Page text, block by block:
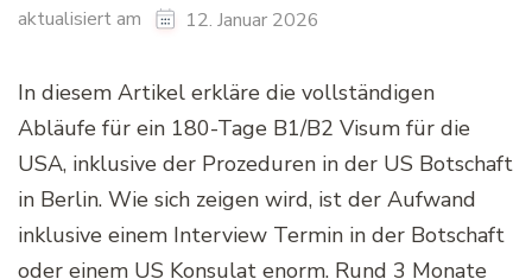
aktualisiert am 12. Januar 2026
In diesem Artikel erkläre die vollständigen
Abläufe für ein 180-Tage B1/B2 Visum für die
USA, inklusive der Prozeduren in der US Botschaft
in Berlin. Wie sich zeigen wird, ist der Aufwand
inklusive einem Interview Termin in der Botschaft
oder einem US Konsulat enorm. Rund 3 Monate